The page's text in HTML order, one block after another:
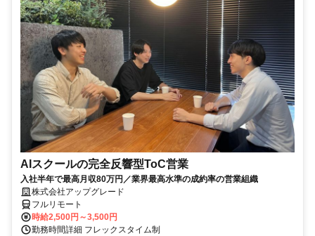
AIスクールの完全反響型ToC営業
入社半年で最高月収80万円／業界最高水準の成約率の営業組織
株式会社アップグレード
フルリモート
時給2,500円～3,500円
勤務時間詳細 フレックスタイム制